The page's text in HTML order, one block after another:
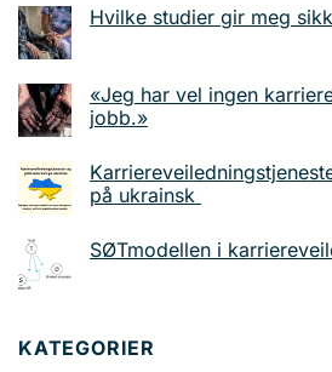
Hvilke studier gir meg
«Jeg har vel ingen
jobb.»
på ukrainsk
SØTmodellen i
KATEGORIER